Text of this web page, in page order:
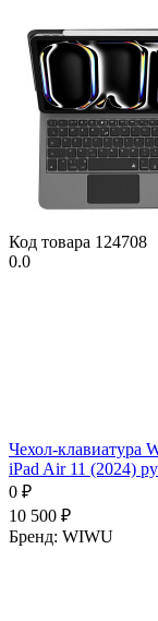
Код товара 124708
0.0
Чехол-клавиатура
iPad Air 11 (2024)
0 ₽
10 500 ₽
Бренд: WIWU